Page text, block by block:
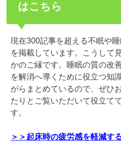
はこちら
現在300記事を超える不眠や
を掲載しています。こうして
かのご縁です。睡眠の質の改
を解消へ導くために役立つ知
がらまとめているので、ぜひ
たりとご覧いただいて役立て
す。
＞＞起床時の疲労感を軽減す